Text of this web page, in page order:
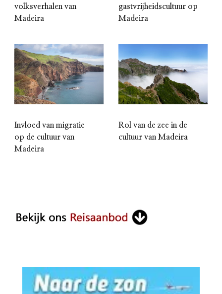
volksverhalen van
Madeira
gastvrijheidscultuur op
Madeira
Invloed van migratie
op de cultuur van
Madeira
Rol van de zee in de
cultuur van Madeira